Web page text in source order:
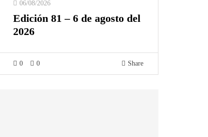
06/08/2026
Edición 81 – 6 de agosto del
2026
0 0 Share